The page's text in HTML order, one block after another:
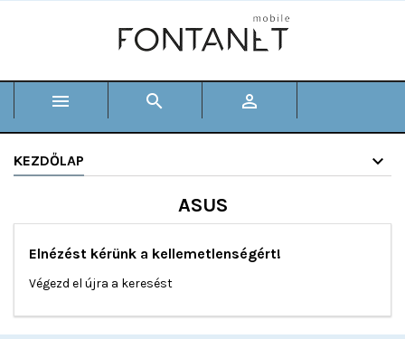
  
KEZDŐLAP
ASUS
Elnézést kérünk a kellemetlenségért!
Végezd el újra a keresést